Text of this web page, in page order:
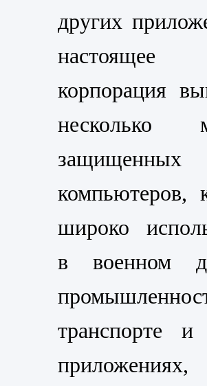
других
настоящее
корпорация
несколько
защищенных
компьютеров,
широко
в военном
транспорте и
приложениях,